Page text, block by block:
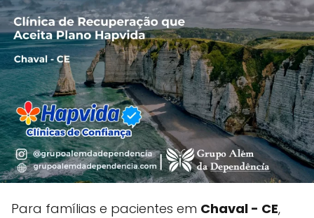
Para famílias e pacientes em Chaval - CE,